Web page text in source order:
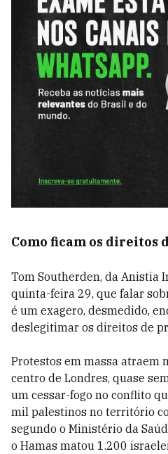
Como ficam os direitos
Tom Southerden, da Anistia
quinta-feira 29, que falar
é um exagero, desmedido,
deslegitimar os direitos de
Protestos em massa atraem
centro de Londres, quase
um cessar-fogo no conflito
mil palestinos no território
segundo o Ministério da
o Hamas matou 1.200